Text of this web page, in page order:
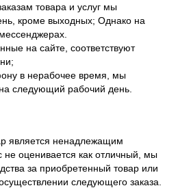
товара и услуг мы
кроме выходных; Однако на
на сайте, соответствуют
в нерабочее время, мы
следующий рабочий день.
является ненадлежащим
не оценивается как отличный, мы
за приобретенный товар или
следующего заказа.